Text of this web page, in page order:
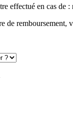
effectué en cas de
remboursement,